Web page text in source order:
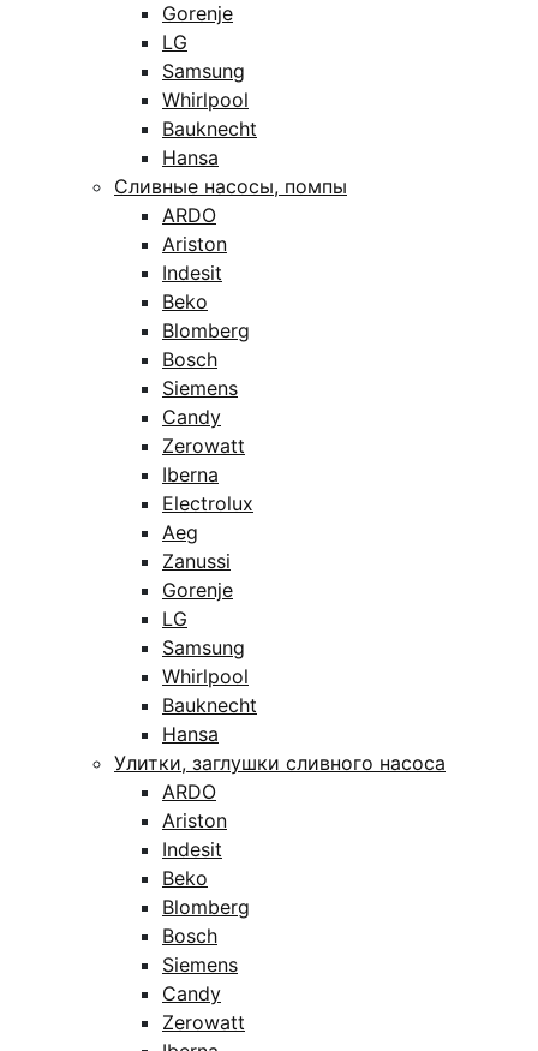
Gorenje
LG
Samsung
Whirlpool
Bauknecht
Hansa
Сливные насосы, помпы
ARDO
Ariston
Indesit
Beko
Blomberg
Bosch
Siemens
Candy
Zerowatt
Iberna
Electrolux
Aeg
Zanussi
Gorenje
LG
Samsung
Whirlpool
Bauknecht
Hansa
Улитки, заглушки сливного насоса
ARDO
Ariston
Indesit
Beko
Blomberg
Bosch
Siemens
Candy
Zerowatt